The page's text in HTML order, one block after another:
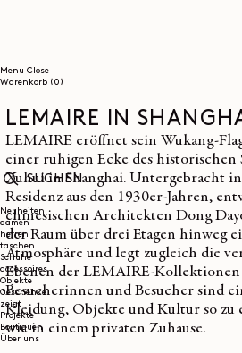
Menu Close
Warenkorb (0)
SUCHEN
Neuheiten
damen
herren
taschen
Schuhe
accessoires
Objekte
Geschenke
zeigt
Projekte
Boutiquen
Über uns
LEMAIRE IN
LEMAIRE eröffnet sein Wukang-
einer ruhigen Ecke des historischen
Xuhui in Shanghai. Untergebracht
Residenz aus den 1930er-Jahren,
chinesischen Architekten Dong
der Raum über drei Etagen hinweg
Atmosphäre und legt zugleich die
Ebenen der LEMAIRE-
Besucherinnen und Besucher sind
Kleidung, Objekte und Kultur so zu
wie in einem privaten Zuhause.